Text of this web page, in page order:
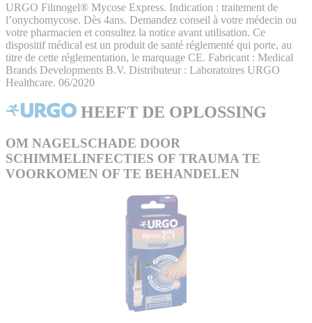
URGO Filmogel® Mycose Express. Indication : traitement de
l’onychomycose. Dès 4ans. Demandez conseil à votre médecin ou
votre pharmacien et consultez la notice avant utilisation. Ce
dispositif médical est un produit de santé réglementé qui porte, au
titre de cette réglementation, le marquage CE. Fabricant : Medical
Brands Developments B.V. Distributeur : Laboratoires URGO
Healthcare. 06/2020
HEEFT DE OPLOSSING
OM NAGELSCHADE DOOR
SCHIMMELINFECTIES OF TRAUMA TE
VOORKOMEN OF TE BEHANDELEN